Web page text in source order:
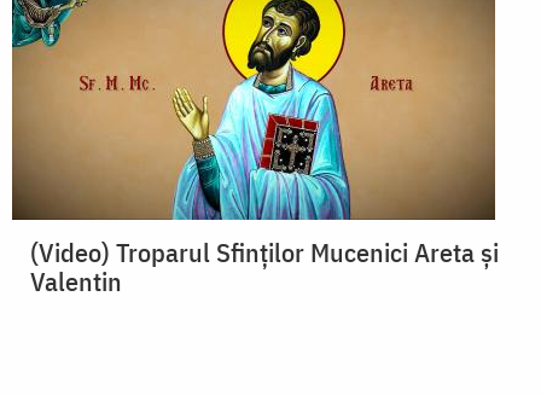
(Video) Troparul Sfinților Mucenici Areta și
Valentin